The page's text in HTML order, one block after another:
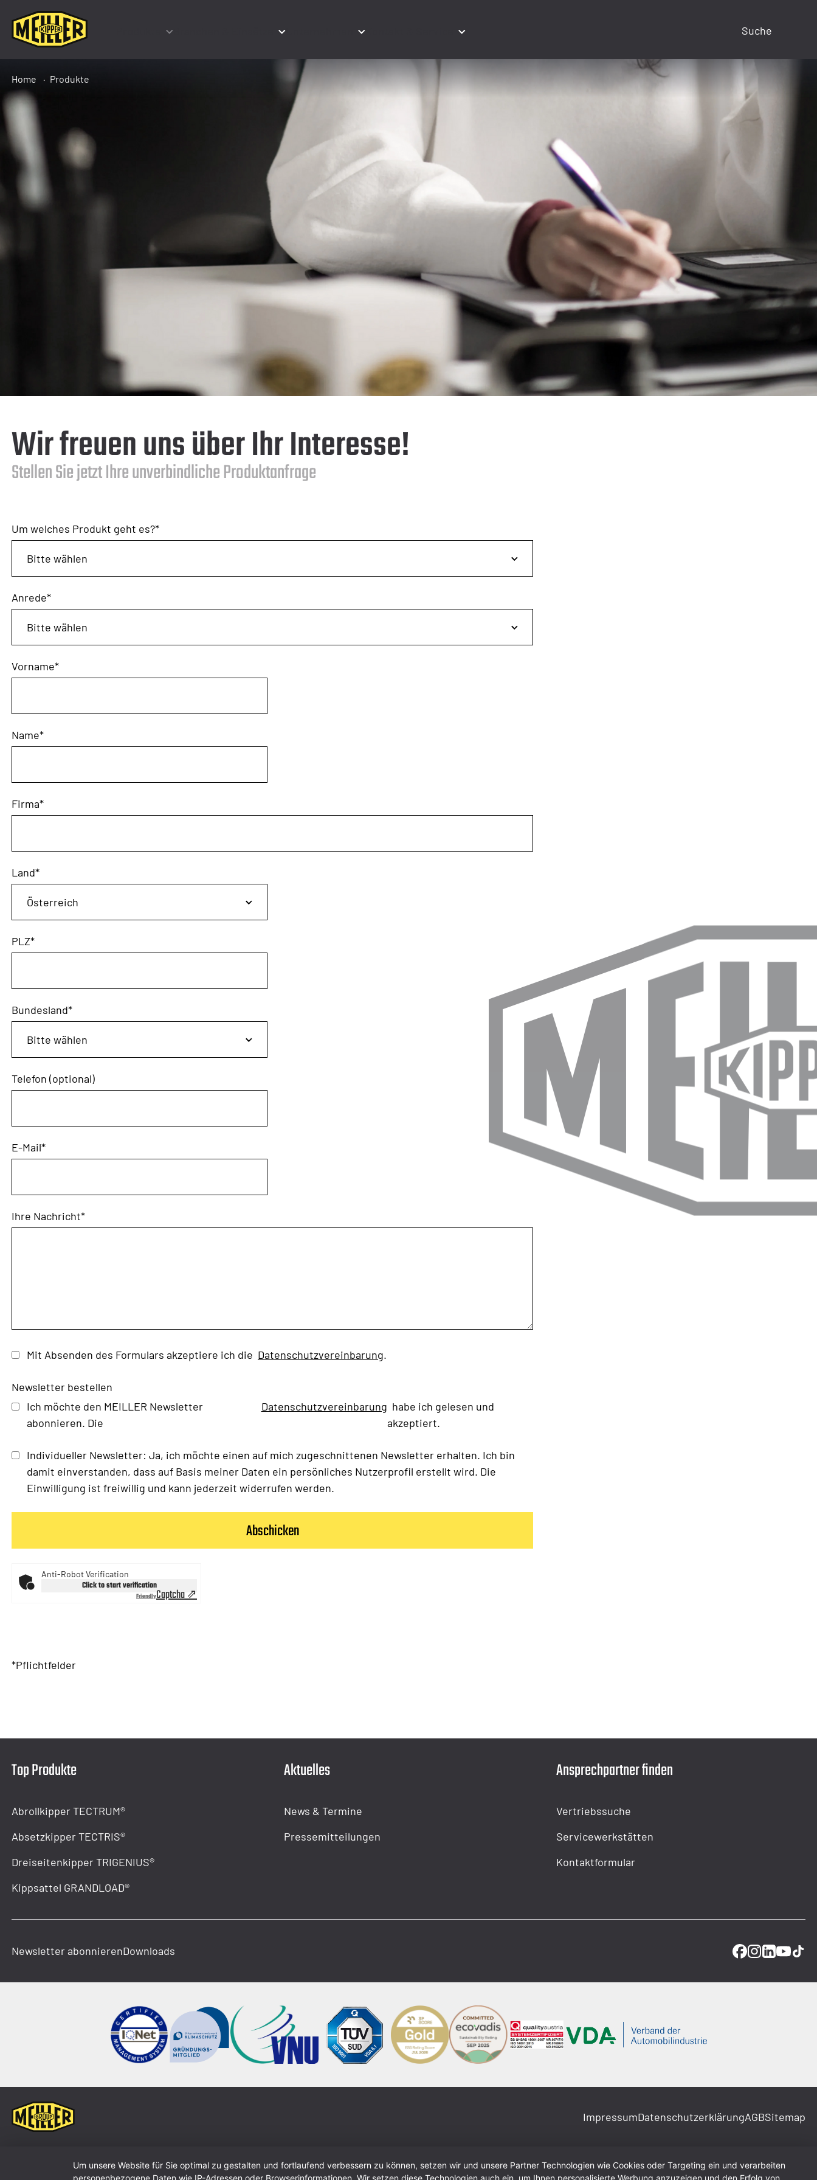
Home Produkte
Wir freuen uns über Ihr Interesse!
Stellen Sie jetzt Ihre unverbindliche Produktanfrage
Um welches Produkt geht es?*
Anrede*
Vorname*
Name*
Firma*
Land*
PLZ*
Bundesland*
Telefon (optional)
E-Mail*
Ihre Nachricht*
Mit Absenden des Formulars akzeptiere ich die Datenschutzvereinbarung.
Newsletter bestellen
Ich möchte den MEILLER Newsletter
abonnieren. Die
Datenschutzvereinbarung habe ich gelesen und
akzeptiert.
Individueller Newsletter: Ja, ich möchte einen auf mich zugeschnittenen Newsletter erhalten. Ich bin
damit einverstanden, dass auf Basis meiner Daten ein persönliches Nutzerprofil erstellt wird. Die
Einwilligung ist freiwillig und kann jederzeit widerrufen werden.
Anti-Robot Verification
Click to start verification
FriendlyCaptcha ⇗
*Pflichtfelder
Top Produkte
Abrollkipper TECTRUM®
Absetzkipper TECTRIS®
Dreiseitenkipper TRIGENIUS®
Kippsattel GRANDLOAD®
Aktuelles
News & Termine
Pressemitteilungen
Ansprechpartner finden
Vertriebssuche
Servicewerkstätten
Kontaktformular
Newsletter abonnierenDownloads
ImpressumDatenschutzerklärungAGBSitemap
Um unsere Website für Sie optimal zu gestalten und fortlaufend verbessern zu können, setzen wir und unsere Partner Technologien wie Cookies oder Targeting ein und verarbeiten
personenbezogene Daten wie IP-Adressen oder Browserinformationen. Wir setzen diese Technologien auch ein, um Ihnen personalisierte Werbung anzuzeigen und den Erfolg von